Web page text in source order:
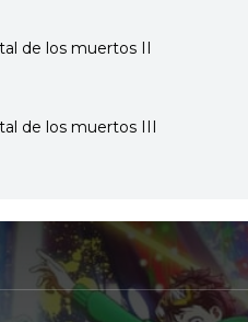
de los muertos II
de los muertos III